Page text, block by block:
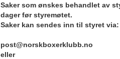
Saker som ønskes behandlet av
dager før styremøtet.
Saker kan sendes inn til styret via:
post@norskboxerklubb.no
eller